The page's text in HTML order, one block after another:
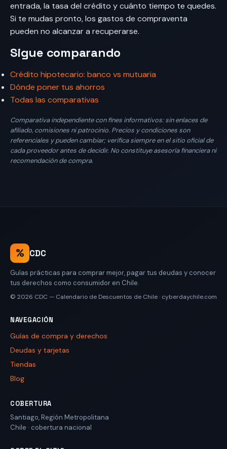
entrada, la tasa del crédito y cuánto tiempo te quedes.
Si te mudas pronto, los gastos de compraventa
pueden no alcanzar a recuperarse.
Sigue comparando
Crédito hipotecario: banco vs mutuaria
Dónde poner tus ahorros
Todas las comparativas
Comparativa independiente con fines informativos: sin enlaces de
afiliado, comisiones ni patrocinio. Precios y condiciones son
referenciales y pueden cambiar; verifica siempre en el sitio oficial de
cada proveedor antes de decidir. No constituye asesoría financiera ni
recomendación de compra.
% CDC
Guías prácticas para comprar mejor, pagar tus deudas y conocer
tus derechos como consumidor en Chile.
© 2026 CDC — Calendario de Descuentos de Chile· cyberdaychile.com
NAVEGACIÓN
Guías de compra y derechos
Deudas y tarjetas
Tiendas
Blog
COBERTURA
Santiago,Región Metropolitana
Chile · cobertura nacional